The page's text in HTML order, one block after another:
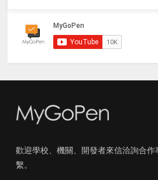
歡迎學校、機關、開發者來信洽詢合
繫。